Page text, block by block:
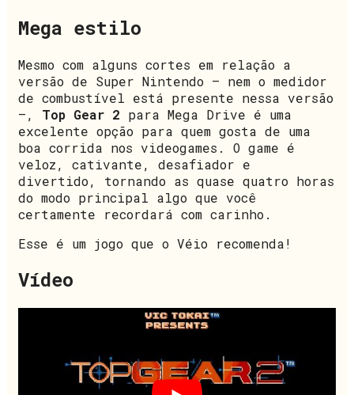
Mega estilo
Mesmo com alguns cortes em relação a
versão de Super Nintendo — nem o medidor
de combustível está presente nessa versão
—, Top Gear 2 para Mega Drive é uma
excelente opção para quem gosta de uma
boa corrida nos videogames. O game é
veloz, cativante, desafiador e
divertido, tornando as quase quatro horas
do modo principal algo que você
certamente recordará com carinho.
Esse é um jogo que o Véio recomenda!
Vídeo